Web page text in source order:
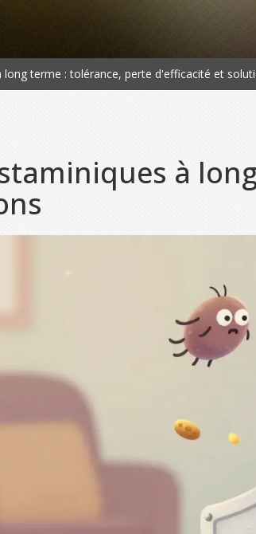
long terme : tolérance, perte d'efficacité et
à